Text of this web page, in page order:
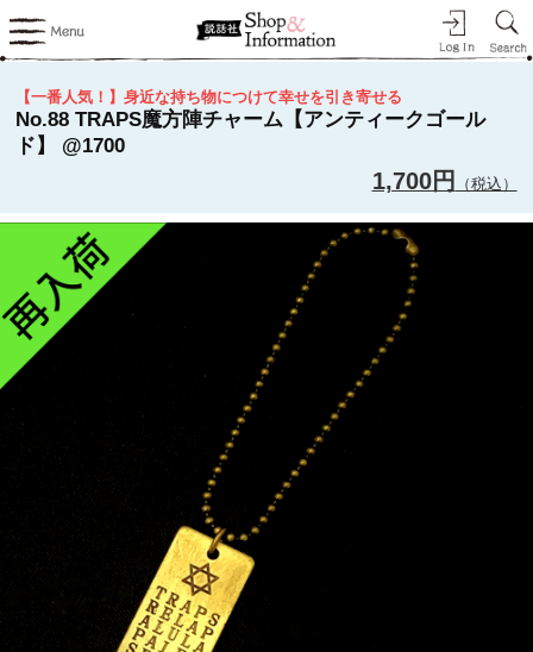
【一番人気！】身近な持ち物につけて幸せを引き寄せる
No.88 TRAPS魔方陣チャーム【アンティークゴール
ド】 @1700
1,700円 （税込）